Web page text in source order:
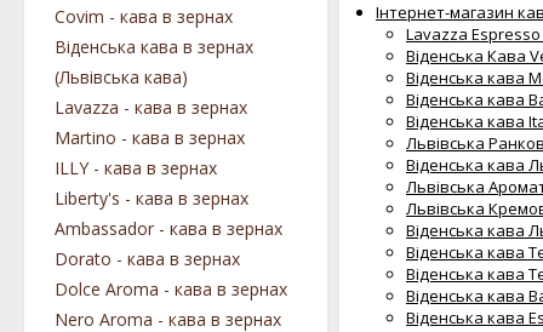
Інтернет-магазин
Lavazza Espresso
Віденська Кава
Віденська кава
Віденська кава
Віденська кава
Львівська
Віденська кава
Львівська
Львівська
Віденська кава
Віденська кава
Віденська кава
Віденська кава
Віденська кава
Covim - кава в зернах
Віденська кава в зернах
(Львівська кава)
Lavazza - кава в зернах
Martino - кава в зернах
ILLY - кава в зернах
Liberty's - кава в зернах
Ambassador - кава в зернах
Dorato - кава в зернах
Dolce Aroma - кава в зернах
Nero Aroma - кава в зернах